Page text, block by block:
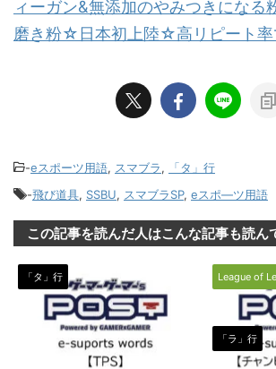
ィーガン&無添加のやみつきになる
磨き粉☆日本初上陸☆高リピート率
-eスポーツ用語, スマブラ,
「タ」行
-飛び道具, SSBU, スマブラSP, eスポ―ツ用語
この記事を読んだ人はこんな記事も読ん
「タ」行 League of
「ラ」行